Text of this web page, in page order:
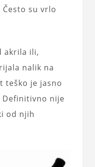
su vrlo
akrila ili,
nalik na
teško je jasno
nije
od njih